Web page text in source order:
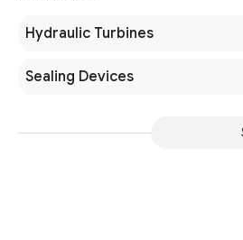
Hydraulic Turbines
Sealing Devices